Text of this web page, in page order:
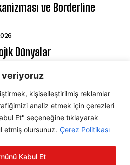
veriyoruz
kişiselleştirilmiş reklamlar
analiz etmek için çerezleri
Et" seçeneğine tıklayarak
etmiş olursunuz. Çerez Politikası
Kabul Et
ve Borderline
Dünyalar
OL